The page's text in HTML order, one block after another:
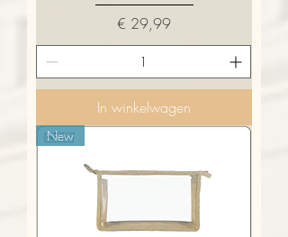
Prijs
€ 29,99
In winkelwagen
New